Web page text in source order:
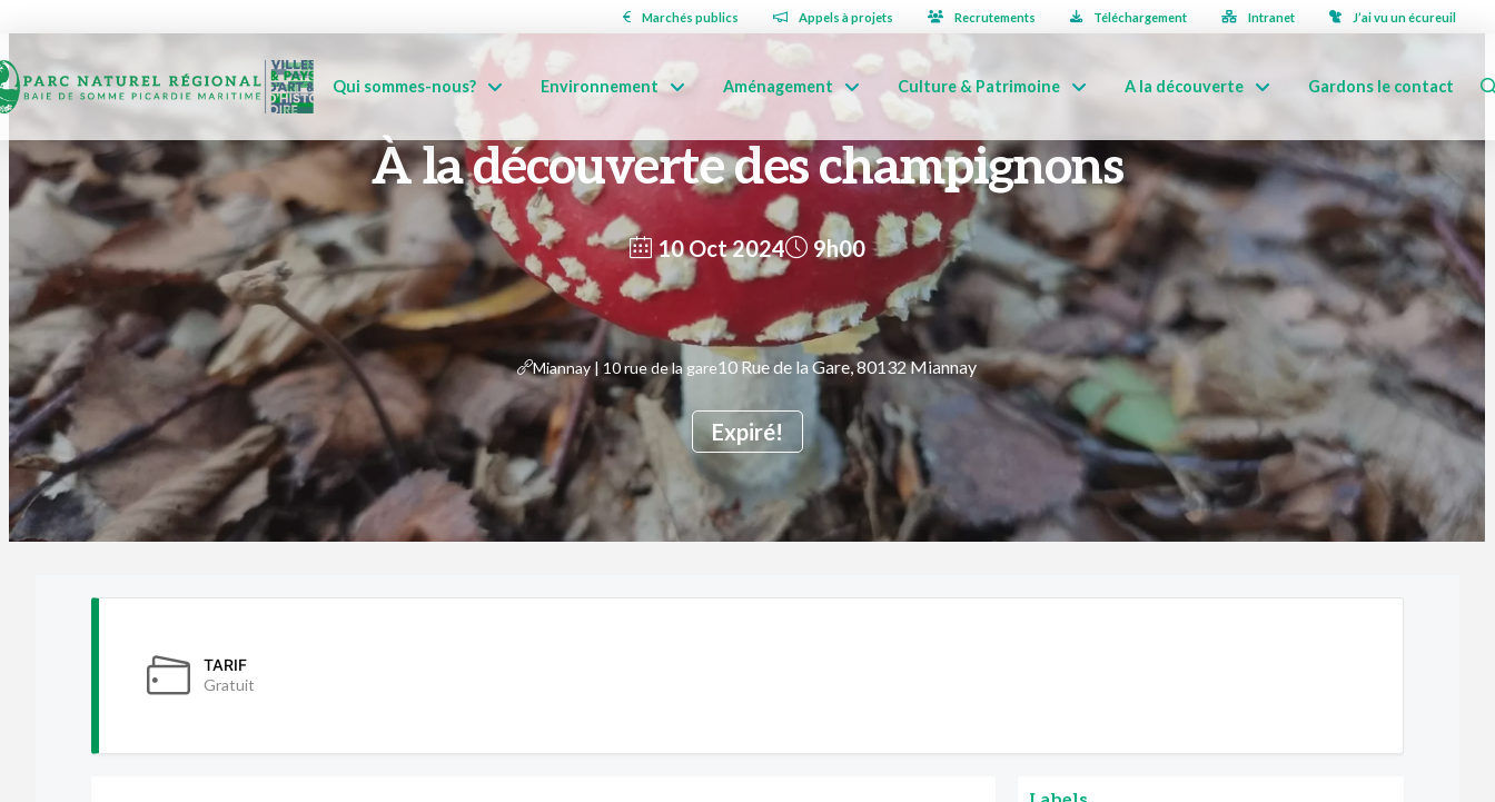
Marchés publics Appels à projets Recrutements Téléchargement Intranet J’ai vu un écureuil
Qui sommes-nous? Environnement Aménagement Culture & Patrimoine A la découverte Gardons le contact
À la découverte des champignons
10 Oct 2024
Expiré!
9h00
Miannay | 10 rue de la gare10 Rue de la Gare, 80132 Miannay
TARIF
Gratuit